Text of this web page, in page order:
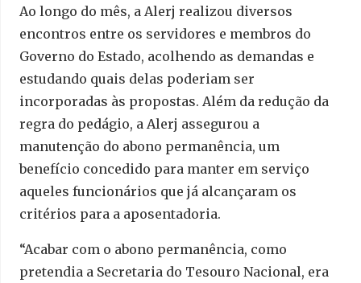
Ao longo do mês, a Alerj realizou diversos
encontros entre os servidores e membros do
Governo do Estado, acolhendo as demandas e
estudando quais delas poderiam ser
incorporadas às propostas. Além da redução da
regra do pedágio, a Alerj assegurou a
manutenção do abono permanência, um
benefício concedido para manter em serviço
aqueles funcionários que já alcançaram os
critérios para a aposentadoria.
“Acabar com o abono permanência, como
pretendia a Secretaria do Tesouro Nacional, era